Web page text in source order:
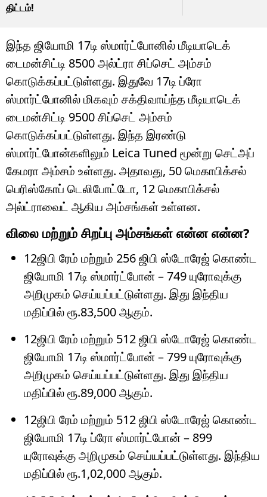
திட்டம்!
இந்த ஜியோமி 17டி ஸ்மார்ட்போனில் மீடியாடெக்
டைமன்சிட்டி 8500 அல்ட்ரா சிப்செட் அம்சம்
கொடுக்கப்பட்டுள்ளது. இதுவே 17டி ப்ரோ
ஸ்மார்ட்போனில் மிகவும் சக்திவாய்ந்த மீடியாடெக்
டைமன்சிட்டி 9500 சிப்செட் அம்சம்
கொடுக்கப்பட்டுள்ளது. இந்த இரண்டு
ஸ்மார்ட்போன்களிலும் Leica Tuned மூன்று செட்அப்
கேமரா அம்சம் உள்ளது. அதாவது, 50 மெகாபிக்சல்
பெரிஸ்கோப் டெலிபோட்டோ, 12 மெகாபிக்சல்
அல்ட்ராவைட் ஆகிய அம்சங்கள் உள்ளன.
விலை மற்றும் சிறப்பு அம்சங்கள் என்ன என்ன?
12ஜிபி ரேம் மற்றும் 256 ஜிபி ஸ்டோரேஜ் கொண்ட
ஜியோமி 17டி ஸ்மார்ட்போன் – 749 யுரோவுக்கு
அறிமுகம் செய்யப்பட்டுள்ளது. இது இந்திய
மதிப்பில் ரூ.83,500 ஆகும்.
12ஜிபி ரேம் மற்றும் 512 ஜிபி ஸ்டோரேஜ் கொண்ட
ஜியோமி 17டி ஸ்மார்ட்போன் – 799 யுரோவுக்கு
அறிமுகம் செய்யப்பட்டுள்ளது. இது இந்திய
மதிப்பில் ரூ.89,000 ஆகும்.
12ஜிபி ரேம் மற்றும் 512 ஜிபி ஸ்டோரேஜ் கொண்ட
ஜியோமி 17டி ப்ரோ ஸ்மார்ட்போன் – 899
யுரோவுக்கு அறிமுகம் செய்யப்பட்டுள்ளது. இந்திய
மதிப்பில் ரூ.1,02,000 ஆகும்.